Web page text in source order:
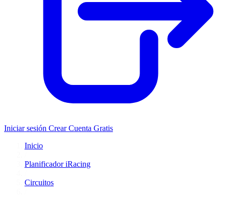
Iniciar sesión Crear Cuenta Gratis
Inicio
Planificador iRacing
Circuitos